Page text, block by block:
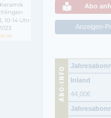
Abo
Anzeigen-
Inland
44,00€